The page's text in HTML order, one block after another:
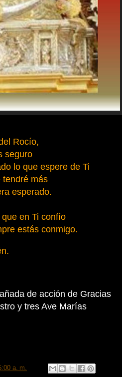
Rocío,
seguro
lo que espere de Ti
tendré más
esperado.
en Ti confío
estás conmigo.
de acción de Gracias
y tres Ave Marías
a. m.